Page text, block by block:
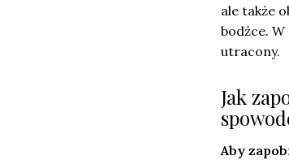
ale także
bodźce.
utracony.
Jak
Aby